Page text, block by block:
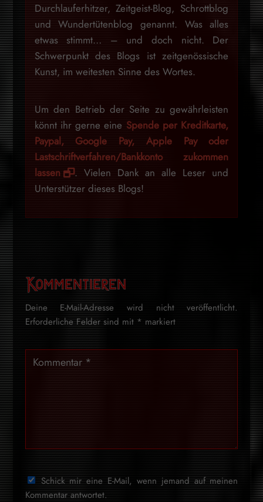
Durchlauferhitzer, Zeitgeist-Blog, Schrottblog
und Wundertütenblog genannt. Was alles
etwas stimmt… – und doch nicht. Der
Schwerpunkt des Blogs ist zeitgenössische
Kunst, im weitesten Sinne des Wortes.
Um den Betrieb der Seite zu gewährleisten
könnt ihr gerne eine Spende per Kreditkarte,
Paypal, Google Pay, Apple Pay oder
Lastschriftverfahren/Bankkonto zukommen
lassen
. Vielen Dank an alle Leser und
Unterstützer dieses Blogs!
Kommentieren
Deine E-Mail-Adresse wird nicht veröffentlicht.
Erforderliche Felder sind mit * markiert
Schick mir eine E-Mail, wenn jemand auf meinen
Kommentar antwortet.